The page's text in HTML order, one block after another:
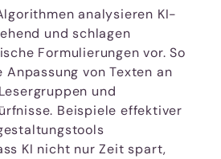
analysieren KI-
und schlagen
Formulierungen vor. So
von Texten an
und
Beispiele effektiver
KI nicht nur Zeit spart,